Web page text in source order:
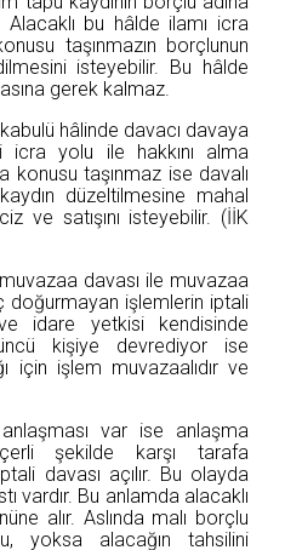
bu hâlde ilamı icra
taşınmazın borçlunun
isteyebilir. Bu hâlde
gerek kalmaz.
hâlinde davacı davaya
yolu ile hakkını alma
taşınmaz ise davalı
düzeltilmesine mahal
ve satışını isteyebilir. (İİK
davası ile muvazaa
doğurmayan işlemlerin iptali
idare yetkisi kendisinde
kişiye devrediyor ise
için işlem muvazaalıdır ve
var ise anlaşma
şekilde karşı tarafa
davası açılır. Bu olayda
vardır. Bu anlamda alacaklı
alır. Aslında malı borçlu
yoksa alacağın tahsilini